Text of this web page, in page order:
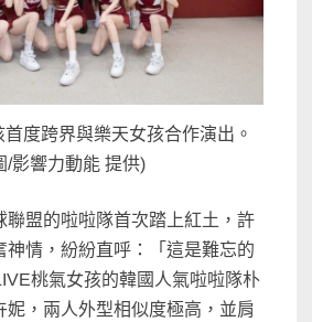
度跨界與樂天女孩合作演出。
/影響力動能 提供)
聯盟的啦啦隊首次踏上紅土，許
神情，紛紛直呼：「這是難忘的
桃氣女孩的韓國人氣啦啦隊朴
妮，兩人外型相似度極高，並肩